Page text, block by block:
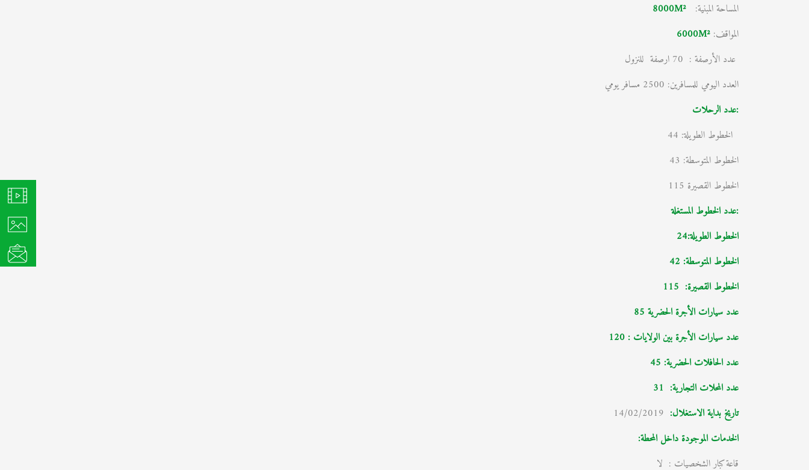
المساحة المبنية:
8000M²
المواقف:
6000M²
عدد الأرصفة : 70 ارصفة للنزول
العدد اليومي للمسافرين: 2500 مسافر يومي
:عدد الرحلات
الخطوط الطويلة: 44
الخطوط المتوسطة: 43
الخطوط القصيرة 115
:عدد الخطوط المستغلة
الخطوط الطويلة:24
الخطوط المتوسطة: 42
الخطوط القصيرة: 115
عدد سيارات الأجرة الحضرية 85
عدد سيارات الأجرة بين الولايات : 120
عدد الحافلات الحضرية: 45
عدد المحلات التجارية: 31
تاريخ بداية الاستغلال:
14/02/2019
الخدمات الموجودة داخل المحطة:
قاعة كبار الشخصيات : لا